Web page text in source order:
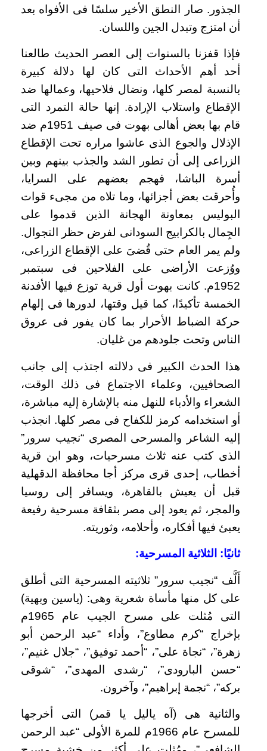
الجذور. صار النطق الأخير سلسًا فى الأفواه بعد
أن امتزج وتبدل الجين واللسان.
فإذا قفزنا بالسنوات إلى العصر الحديث طالعنا
أحد أهم الأحداث التى كان لها دلالة كبيرة
بالنسبة لمصر كلها، ونضال فلاحيها، وعمالها ضد
الإقطاع واستلاب الإرادة. إنها حالة التمرد التى
قام بها بعض أهالى بهوت فى صيف 1951م ضد
الإذلال والجوع الذى عاشوا مراره تحت الإقطاع
الزراعى إلى أن تطور الشد والجذب بينهم وبين
أسرة الباشا، فهجم بعضهم على السرايا،
وأُحرقت بعض أجزائها، وما تلاه من مجىء قوات
البوليس بمعاونة الهجانة الذين قدموا على
الجِمال بالكرابيج السودانى لفرض حظر التجوال.
ولم يمر العام حتى قُضىَ على الإقطاع الزراعى،
ووُزعت الأراضى على الفلاحين فى سبتمبر
1952م. كانت بهوت أول قرية توزع فيها الأفدنة
الخمسة تأكيدًا، كما قيل وقتها، لدورها فى إلهام
حركة الضباط الأحرار بما كان يفور فى عروق
الناس وتحت جلودهم من غليان.
هذا الحدث الكبير فى دلالته اجتذب إلى جانب
الصحافيين، وعلماء الاجتماع فى ذلك الوقت،
الشعراء والأدباء للنهل منه بالإشارة إليه مباشرة،
أو استخدامه كرمز للكفاح فى مصر كلها. انجذب
إليه الشاعر والمسرحى المصرى “نجيب سرور”
الذى كتب عنه ثلاث مسرحيات، وهو ابن قرية
أخطاب، إحدى قرى مركز أجا محافظة الدقهلية
قبل أن يعيش بالقاهرة، ويسافر إلى روسيا
والمجر، ثم يعود إلى مصر بثقافة مسرحية رفيعة
يعبئ فيها أفكاره، وأحلامه، وثوريته.
ثانيًا: الثلاثية المسرحية:
أَلَّف “نجيب سرور” ثلاثيته المسرحية التى أطلق
على كل منها مأساة شعرية وهى: (ياسين وبهية)
التى مُثلت على مسرح الجيب عام 1965م
بإخراج “كرم مطاوع”، وأداء “عبد الرحمن أبو
زهرة”، “نجاة على”، “أحمد توفيق”، “جلال غنيم”،
“حسن البارودى”، “رشدى المهدى”، “شوقى
بركه”، “نجمة إبراهيم”، وآخرون.
والثانية هى (آه ياليل يا قمر) التى أخرجها
للمسرح عام 1966م للمرة الأولى “عبد الرحمن